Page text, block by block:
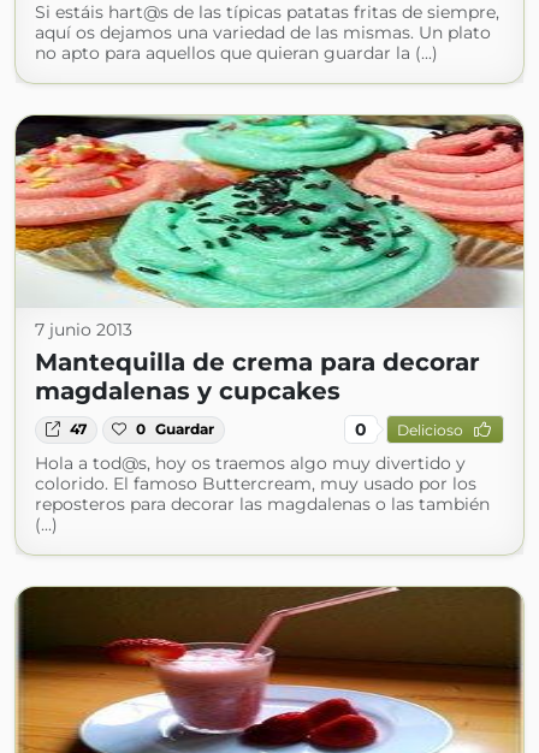
Si estáis hart@s de las típicas patatas fritas de siempre,
aquí os dejamos una variedad de las mismas. Un plato
no apto para aquellos que quieran guardar la (...)
7 junio 2013
Mantequilla de crema para decorar
magdalenas y cupcakes
47 0 Guardar 0 Delicioso
Hola a tod@s, hoy os traemos algo muy divertido y
colorido. El famoso Buttercream, muy usado por los
reposteros para decorar las magdalenas o las también
(...)